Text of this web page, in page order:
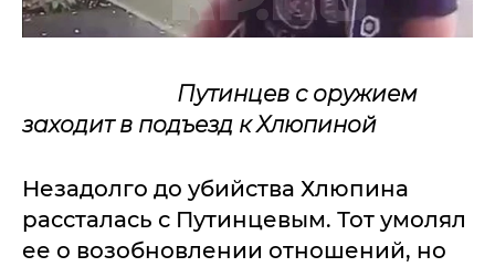
Путинцев с оружием
заходит в подъезд к Хлюпиной
Незадолго до убийства Хлюпина
рассталась с Путинцевым. Тот умолял
ее о возобновлении отношений, но